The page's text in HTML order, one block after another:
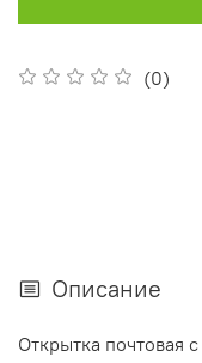
(0)
Описание
Открытка почтовая